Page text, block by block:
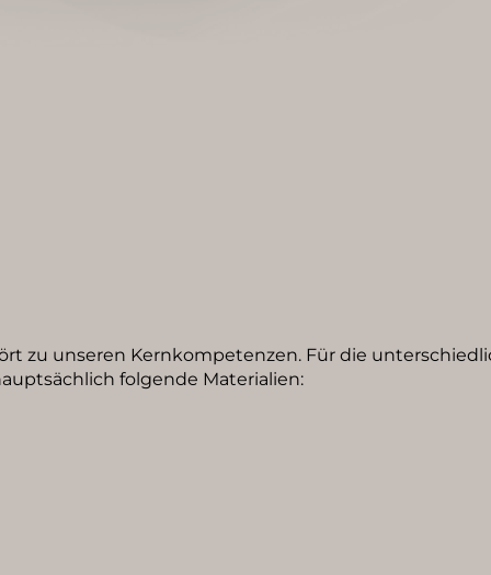
zu unseren Kernkompetenzen. Für die
folgende Materialien: